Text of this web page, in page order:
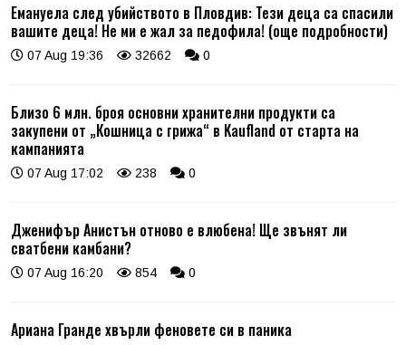
Емануела след убийството в Пловдив: Тези деца са спасили
вашите деца! Не ми е жал за педофила! (още подробности)
07 Aug 19:36 32662 0
Близо 6 млн. броя основни хранителни продукти са
закупени от „Кошница с грижа“ в Kaufland от старта на
кампанията
07 Aug 17:02 238 0
Дженифър Анистън отново е влюбена! Ще звънят ли
сватбени камбани?
07 Aug 16:20 854 0
Ариана Гранде хвърли феновете си в паника